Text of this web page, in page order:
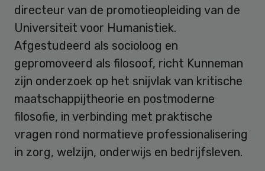
directeur van de promotieopleiding van de
Universiteit voor Humanistiek.
Afgestudeerd als socioloog en
gepromoveerd als filosoof, richt Kunneman
zijn onderzoek op het snijvlak van kritische
maatschappijtheorie en postmoderne
filosofie, in verbinding met praktische
vragen rond normatieve professionalisering
in zorg, welzijn, onderwijs en bedrijfsleven.